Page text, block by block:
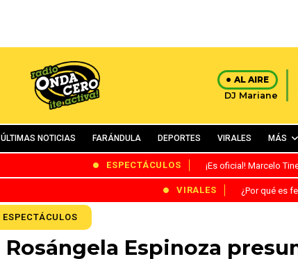
AL AIRE
DJ Mariane
ÚLTIMAS NOTICIAS FARÁNDULA DEPORTES VIRALES MÁS
ESPECTÁCULOS ¡Es oficial! Marcelo
VIRALES ¿Por qué es
ESPECTÁCULOS
Rosángela Espinoza